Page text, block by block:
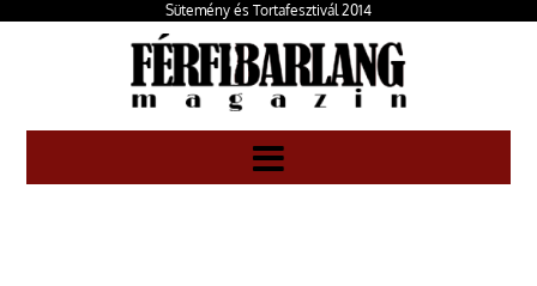
Sütemény és Tortafesztivál 2014